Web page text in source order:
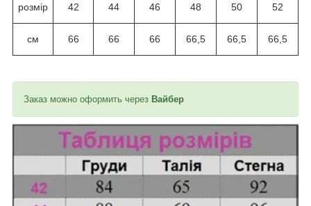
розмір 42 44 46 48 50 52
см 66 66 66 66,5 66,5 66,5
Заказ можно оформить через Вайбер